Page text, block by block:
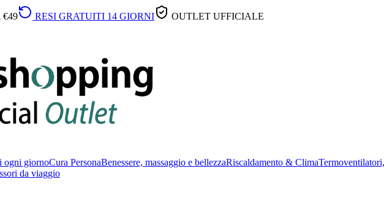
€49 RESI GRATUITI 14 GIORNI OUTLET UFFICIALE
ogni giornoCura PersonaBenessere, massaggio e bellezzaRiscaldamento & Clima
da viaggio